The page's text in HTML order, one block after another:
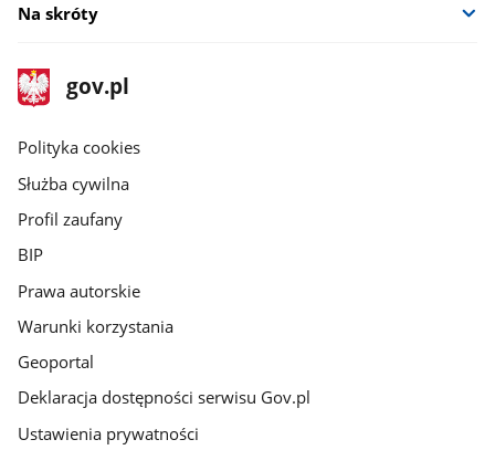
Na skróty
stopka
gov.pl
Strona
gov.pl
gov.pl
Polityka cookies
Służba cywilna
Profil zaufany
BIP
Prawa autorskie
Warunki korzystania
Geoportal
Deklaracja dostępności serwisu Gov.pl
Ustawienia prywatności